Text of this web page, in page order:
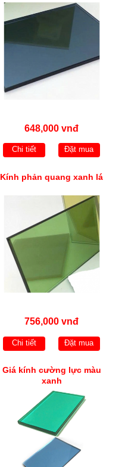
648,000 vnđ
Chi tiết Đặt mua
Kính phản quang xanh lá
756,000 vnđ
Chi tiết Đặt mua
Giá kính cường lực màu
xanh